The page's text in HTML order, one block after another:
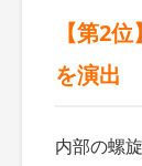
【第2
を演出
内部の螺